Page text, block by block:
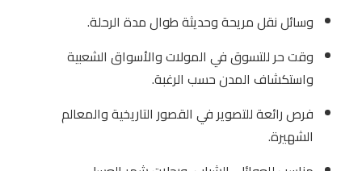
وسائل نقل مريحة وحديثة طوال مدة الرحلة.
وقت حر للتسوق في المولات والأسواق الشعبية
واستكشاف المدن حسب الرغبة.
فرص رائعة للتصوير في القصور التاريخية والمعالم
الشهيرة.